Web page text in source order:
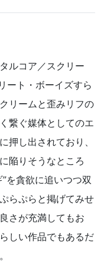
ルコア／スクリー
ート・ボーイズすら
リームと歪みリフの
繋ぐ媒体としてのエ
押し出されており、
陥りそうなところ
を貪欲に追いつつ双
らぷらと掲げてみせ
さが充満してもお
しい作品でもあるだ